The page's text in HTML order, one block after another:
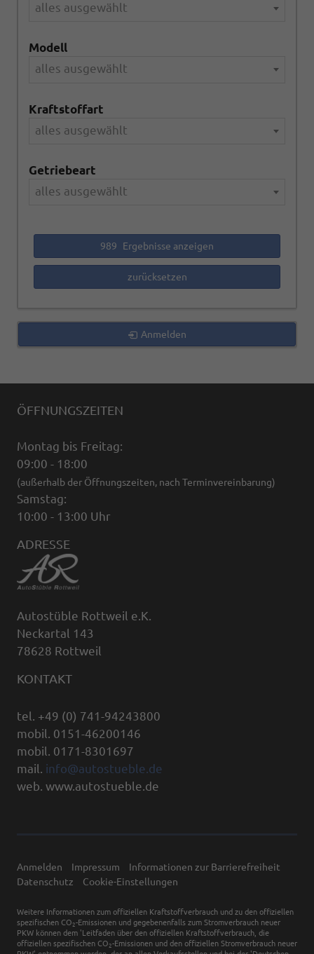
alles ausgewählt
Modell
alles ausgewählt
Kraftstoffart
alles ausgewählt
Getriebeart
alles ausgewählt
989 Ergebnisse anzeigen
zurücksetzen
Anmelden
ÖFFNUNGSZEITEN
Montag bis Freitag:
09:00 - 18:00
(außerhalb der Öffnungszeiten, nach Terminvereinbarung)
Samstag:
10:00 - 13:00 Uhr
ADRESSE
Autostüble Rottweil e.K.
Neckartal 143
78628 Rottweil
KONTAKT
tel. +49 (0) 741-94243800
mobil. 0151-46200146
mobil. 0171-8301697
mail. info@autostueble.de
web. www.autostueble.de
Anmelden Impressum
Informationen zur Barrierefreiheit
Datenschutz
Cookie-Einstellungen
Weitere Informationen zum offiziellen Kraftstoffverbrauch und zu den offiziellen
spezifischen CO 2-Emissionen und gegebenenfalls zum Stromverbrauch neuer
PKW können dem 'Leitfaden über den offiziellen Kraftstoffverbrauch, die
offiziellen spezifischen CO 2-Emissionen und den offiziellen Stromverbrauch neuer